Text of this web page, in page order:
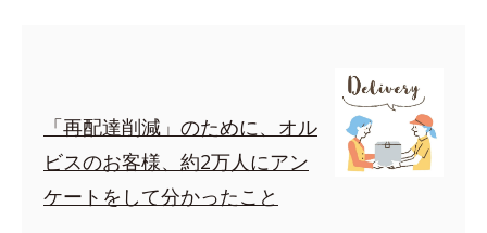
「再配達削減」のために、オル
ビスのお客様、約2万人にアン
ケートをして分かったこと